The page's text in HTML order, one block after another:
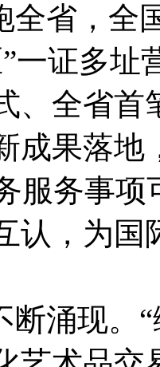
全省，全
一证多
、全省首
成果落
服务事
认，为国
断涌现。